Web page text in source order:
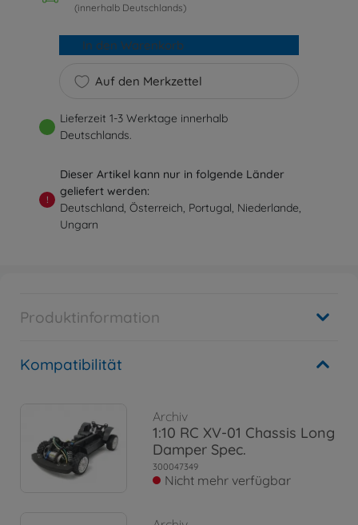
(innerhalb Deutschlands)
Auf den Merkzettel
In den Warenkorb
Lieferzeit 1-3 Werktage innerhalb
Deutschlands.
!
Dieser Artikel kann nur in folgende Länder
geliefert werden:
Deutschland, Österreich, Portugal, Niederlande,
Ungarn
Produktinformation
Kompatibilität
Archiv
1:10 RC XV-01 Chassis Long
Damper Spec.
300047349
Nicht mehr verfügbar